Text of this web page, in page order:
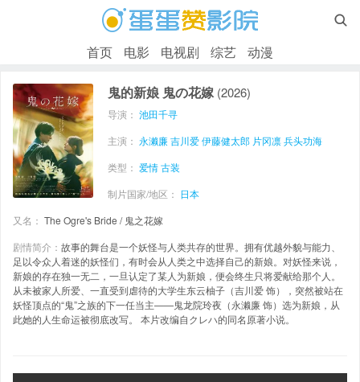

首页 电影 电视剧 综艺 动漫
鬼的新娘 鬼の花嫁 (2026)
导演： 池田千寻
主演： 永濑廉吉川爱伊藤健太郎 片冈凛兵头功海
类型： 爱情古装
制片国家/地区： 日本
又名： The Ogre's Bride / 鬼之花嫁
剧情简介： 故事的舞台是一个妖怪与人类共存的世界。拥有优越外貌与能力、
足以令众人着迷的妖怪们，有时会从人类之中选择自己的新娘。对妖怪来说，
新娘的存在独一无二，一旦认定了某人为新娘，便会终生只将爱献给那个人。
从未被家人所爱、一直受到虐待的大学生东云柚子（吉川爱 饰），突然被站在
妖怪顶点的“鬼”之族的下一任当主——鬼龙院玲夜（永濑廉 饰）选为新娘，从
此她的人生命运被彻底改写。 本片改编自クレハ的同名原著小说。